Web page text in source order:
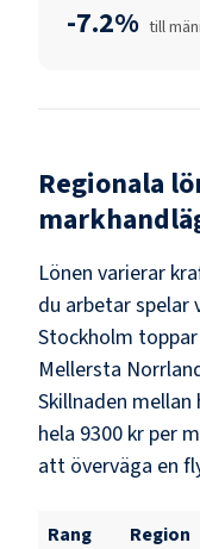
-7.2% till
Regionala
Lönen varierar
du arbetar spelar
Stockholm
Mellersta
Skillnaden
hela 9300 kr per
att överväga en
Rang Region